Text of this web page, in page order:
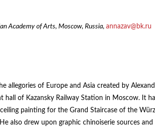
Academy of Arts, Moscow, Russia, annazav@bk.ru
allegories of Europe and Asia created by
hall of Kazansky Railway Station in Moscow. It
painting for the Grand Staircase of the
also drew upon graphic chinoiserie sources